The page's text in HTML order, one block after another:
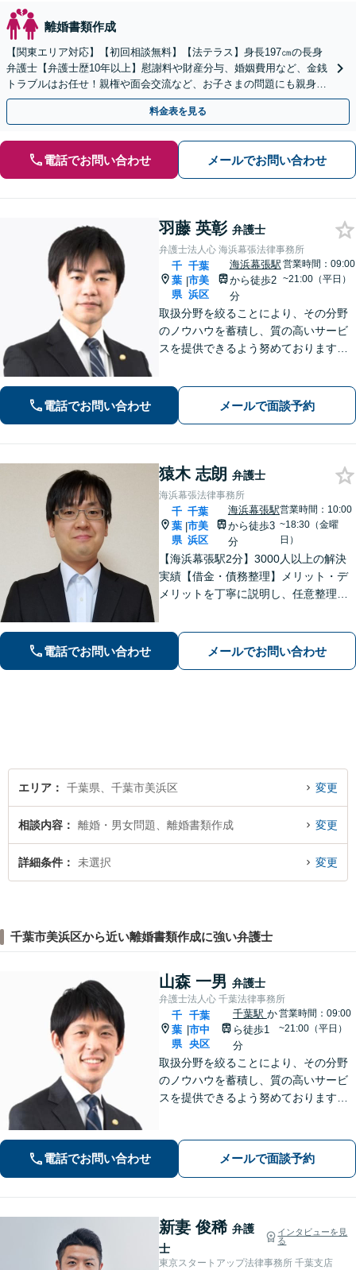
離婚書類作成
【関東エリア対応】【初回相談無料】【法テラス】身長197㎝の長身
弁護士【弁護士歴10年以上】慰謝料や財産分与、婚姻費用など、金銭
トラブルはお任せ！親権や面会交流など、お子さまの問題にも親身に
対応【夜間・休日面談】【子連れ相談】【電話相談】
料金表を見る
電話でお問い合わせ メールでお問い合わせ
羽藤 英彰 弁護士
弁護士法人心 海浜幕張法律事務所
千
葉
県
|
千葉
市美
浜区
海浜幕張駅
から徒歩2
分
営業時間：09:00
~21:00（平日）
取扱分野を絞ることにより、その分野
のノウハウを蓄積し、質の高いサービ
スを提供できるよう努めております。
電話でお問い合わせ メールで面談予約
猿木 志朗 弁護士
海浜幕張法律事務所
千
葉
県
|
千葉
市美
浜区
海浜幕張駅
から徒歩3
分
営業時間：10:00
~18:30（金曜
日）
【海浜幕張駅2分】3000人以上の解決
実績【借金・債務整理】メリット・デ
メリットを丁寧に説明し、任意整理・
以内に回答、電話は弁護士直通です
【休日・夜間面談は事前予約】
電話でお問い合わせ メールでお問い合わせ
エリア 千葉県、千葉市美浜区 変更
相談内容 離婚・男女問題、離婚書類作成 変更
詳細条件 未選択 変更
千葉市美浜区から近い離婚書類作成に強い弁護士
山森 一男 弁護士
弁護士法人心 千葉法律事務所
千
葉
県
|
千葉
市中
央区
千葉駅 か
ら徒歩1
分
営業時間：09:00
~21:00（平日）
取扱分野を絞ることにより、その分野
のノウハウを蓄積し、質の高いサービ
スを提供できるよう努めております。
電話でお問い合わせ メールで面談予約
新妻 俊稀 弁護
士
インタビューを見
る
東京スタートアップ法律事務所 千葉支店